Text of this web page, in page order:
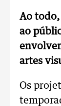
Ao todo,
ao
artes
Os